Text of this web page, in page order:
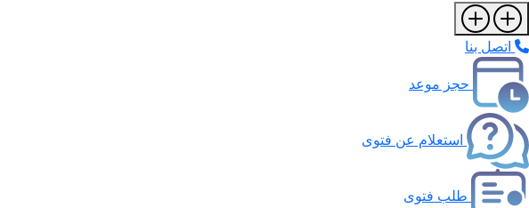
اتصل بنا
حجز موعد
استعلام عن فتوى
طلب فتوى